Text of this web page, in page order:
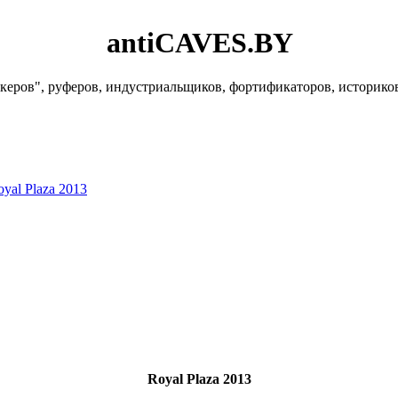
antiCAVES.BY
руферов, индустриальщиков, фортификаторов,
Plaza 2013
Royal Plaza 2013